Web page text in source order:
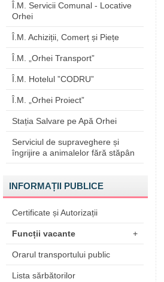
Î.M. Servicii Comunal - Locative
Orhei
Î.M. Achiziții, Comerț și Piețe
Î.M. „Orhei Transport”
Î.M. Hotelul ”CODRU”
Î.M. „Orhei Proiect”
Stația Salvare pe Apă Orhei
Serviciul de supraveghere și
îngrijire a animalelor fără stăpân
INFORMAȚII PUBLICE
Certificate și Autorizații
Funcții vacante +
Orarul transportului public
Lista sărbătorilor